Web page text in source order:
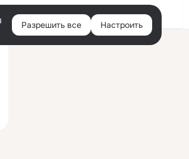
Войти
Разрешить все Настроить